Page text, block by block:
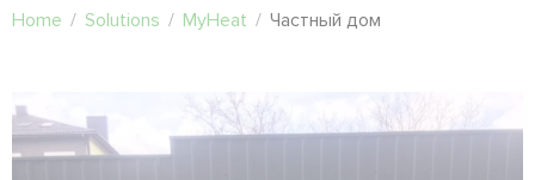
Home / Solutions / MyHeat / Частный дом